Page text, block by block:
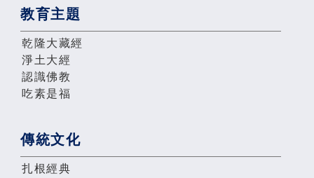
教育主題
乾隆大藏經
淨土大經
認識佛教
吃素是福
傳統文化
扎根經典